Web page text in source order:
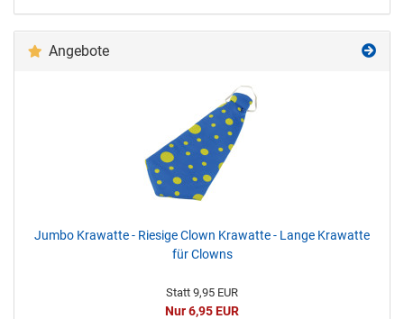
Angebote
Jumbo Krawatte - Riesige Clown Krawatte - Lange Krawatte
für Clowns
Statt 9,95 EUR
Nur 6,95 EUR